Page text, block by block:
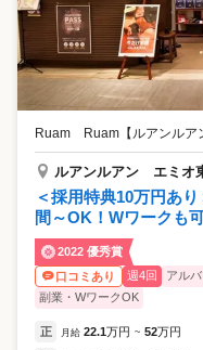
Ruam Ruam【ルアンルア
ルアンルアン エミオ
＜採用特典10万円あ
間～OK！Wワークも
2022 優秀賞
口コミあり
週4回 アル
副業・WワークOK
正 月給 22.1万円 ~ 52万円